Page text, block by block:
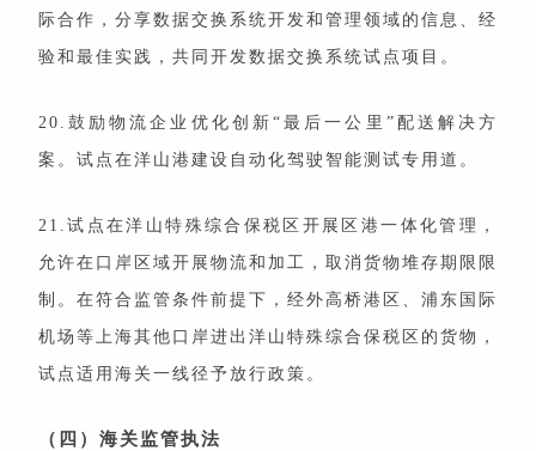
际合作，分享数据交换系统开发和管理领域的信息、经
验和最佳实践，共同开发数据交换系统试点项目。
20.鼓励物流企业优化创新“最后一公里”配送解决方
案。试点在洋山港建设自动化驾驶智能测试专用道。
21.试点在洋山特殊综合保税区开展区港一体化管理，
允许在口岸区域开展物流和加工，取消货物堆存期限限
制。在符合监管条件前提下，经外高桥港区、浦东国际
机场等上海其他口岸进出洋山特殊综合保税区的货物，
试点适用海关一线径予放行政策。
（四）海关监管执法